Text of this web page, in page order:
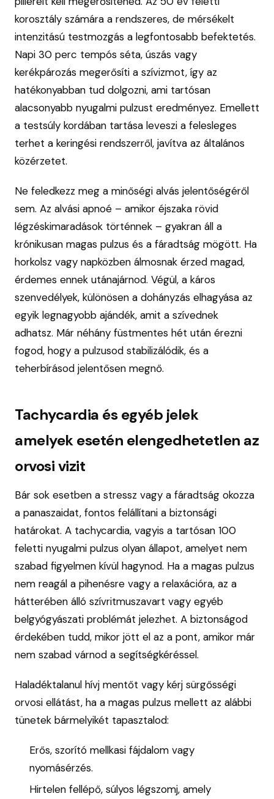
korosztály számára a rendszeres, de mérsékelt
intenzitású testmozgás a legfontosabb befektetés.
Napi 30 perc tempós séta, úszás vagy
kerékpározás megerősíti a szívizmot, így az
hatékonyabban tud dolgozni, ami tartósan
alacsonyabb nyugalmi pulzust eredményez. Emellett
a testsúly kordában tartása leveszi a felesleges
terhet a keringési rendszerről, javítva az általános
közérzetet.
Ne feledkezz meg a minőségi alvás jelentőségéről
sem. Az alvási apnoé – amikor éjszaka rövid
légzéskimaradások történnek – gyakran áll a
krónikusan magas pulzus és a fáradtság mögött. Ha
horkolsz vagy napközben álmosnak érzed magad,
érdemes ennek utánajárnod. Végül, a káros
szenvedélyek, különösen a dohányzás elhagyása az
egyik legnagyobb ajándék, amit a szívednek
adhatsz. Már néhány füstmentes hét után érezni
fogod, hogy a pulzusod stabilizálódik, és a
teherbírásod jelentősen megnő.
Tachycardia és egyéb jelek
amelyek esetén elengedhetetlen az
orvosi vizit
Bár sok esetben a stressz vagy a fáradtság okozza
a panaszaidat, fontos felállítani a biztonsági
határokat. A tachycardia, vagyis a tartósan 100
feletti nyugalmi pulzus olyan állapot, amelyet nem
szabad figyelmen kívül hagynod. Ha a magas pulzus
nem reagál a pihenésre vagy a relaxációra, az a
hátterében álló szívritmuszavart vagy egyéb
belgyógyászati problémát jelezhet. A biztonságod
érdekében tudd, mikor jött el az a pont, amikor már
nem szabad várnod a segítségkéréssel.
Haladéktalanul hívj mentőt vagy kérj sürgősségi
orvosi ellátást, ha a magas pulzus mellett az alábbi
tünetek bármelyikét tapasztalod:
Erős, szorító mellkasi fájdalom vagy
nyomásérzés.
Hirtelen fellépő, súlyos légszomj, amely